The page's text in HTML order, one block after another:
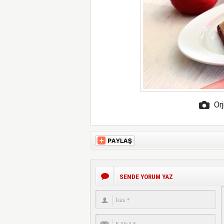
SENDE YORUM YAZ